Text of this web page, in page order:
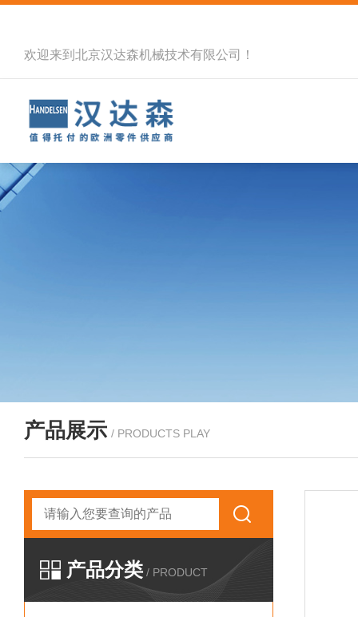
欢迎来到北京汉达森机械技术有限公司！
产品展示 / PRODUCTS PLAY
产品分类 / PRODUCT